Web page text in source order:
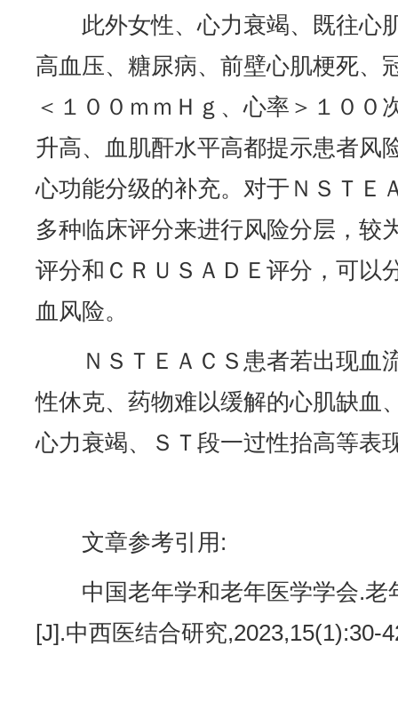
此外女性、心力衰竭、既往心
高血压、糖尿病、前壁心肌梗死、
＜１００ｍｍＨｇ、心率＞１００
升高、血肌酐水平高都提示患者风
心功能分级的补充。对于ＮＳＴＥ
多种临床评分来进行风险分层，较
评分和ＣＲＵＳＡＤＥ评分，可以
血风险。
ＮＳＴＥＡＣＳ患者若出现血
性休克、药物难以缓解的心肌缺血
心力衰竭、ＳＴ段一过性抬高等表
文章参考引用:
中国老年学和老年医学学会.
[J].中西医结合研究,2023,15(1):30-